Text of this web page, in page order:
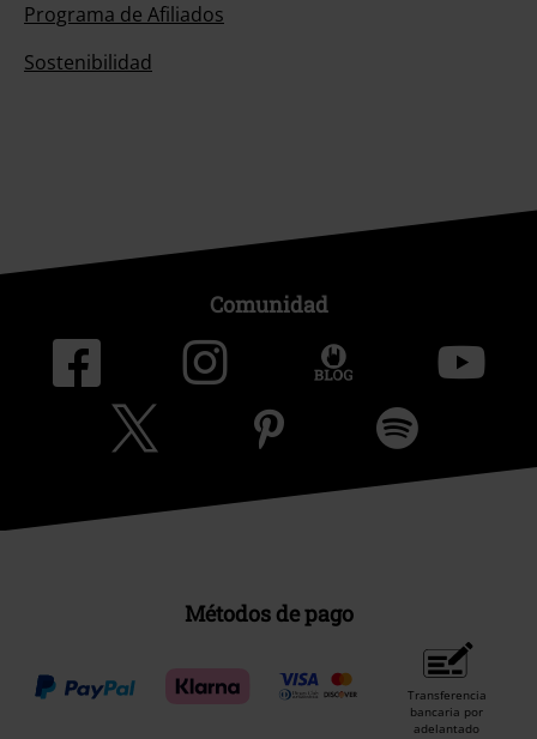
Programa de Afiliados
Sostenibilidad
Comunidad
Métodos de pago
Transferencia
bancaria por
adelantado